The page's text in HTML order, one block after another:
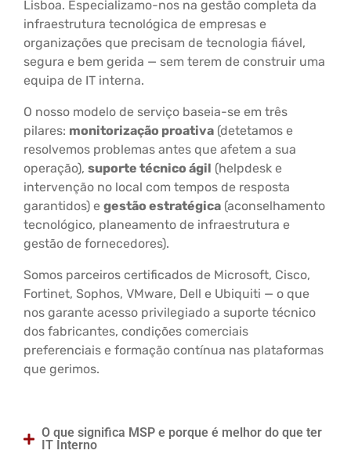
Lisboa. Especializamo-nos na gestão completa da
infraestrutura tecnológica de empresas e
organizações que precisam de tecnologia fiável,
segura e bem gerida — sem terem de construir uma
equipa de IT interna.
O nosso modelo de serviço baseia-se em três
pilares: monitorização proativa (detetamos e
resolvemos problemas antes que afetem a sua
operação), suporte técnico ágil (helpdesk e
intervenção no local com tempos de resposta
garantidos) e gestão estratégica (aconselhamento
tecnológico, planeamento de infraestrutura e
gestão de fornecedores).
Somos parceiros certificados de Microsoft, Cisco,
Fortinet, Sophos, VMware, Dell e Ubiquiti — o que
nos garante acesso privilegiado a suporte técnico
dos fabricantes, condições comerciais
preferenciais e formação contínua nas plataformas
que gerimos.
O que significa MSP e porque é melhor do que ter
IT Interno